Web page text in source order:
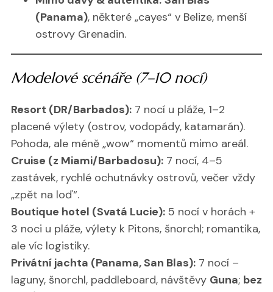
(Panama), některé „cayes“ v Belize, menší
ostrovy Grenadin.
Modelové scénáře (7–10 nocí)
Resort (DR/Barbados): 7 nocí u pláže, 1–2
placené výlety (ostrov, vodopády, katamarán).
Pohoda, ale méně „wow“ momentů mimo areál.
Cruise (z Miami/Barbadosu): 7 nocí, 4–5
zastávek, rychlé ochutnávky ostrovů, večer vždy
„zpět na loď“.
Boutique hotel (Svatá Lucie): 5 nocí v horách +
3 noci u pláže, výlety k Pitons, šnorchl; romantika,
ale víc logistiky.
Privátní jachta (Panama, San Blas): 7 nocí –
laguny, šnorchl, paddleboard, návštěvy Guna; bez